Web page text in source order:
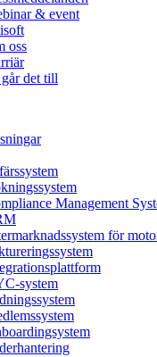
& event
oss
går det till
Management
för
system